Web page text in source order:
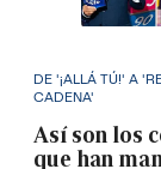
DE '¡ALLÁ TÚ!' A
CADENA'
Así son los
que han